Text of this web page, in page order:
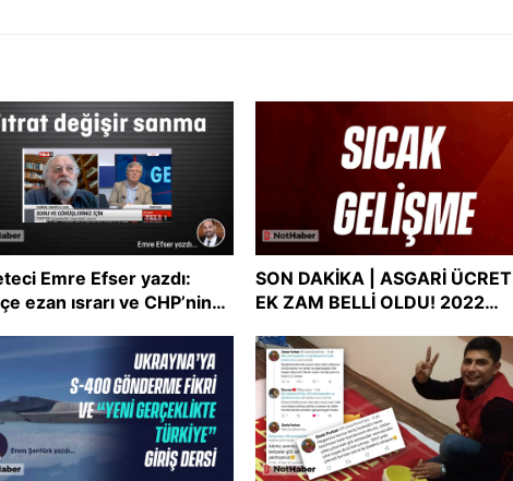
Emre Efser yazdı:
ezan ısrarı ve CHP’nin
SON DAKİKA | ASGARİ ÜCRET
EK ZAM BELLİ OLDU! 2022
Asgari ücret zammı